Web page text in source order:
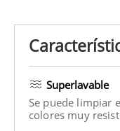
Superlavable
Se puede limpiar
colores muy